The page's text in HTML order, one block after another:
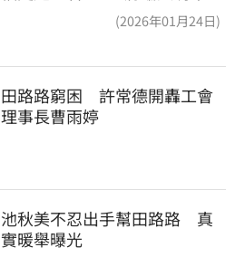
(2026年01月24日)
田路路窮困　許常德開轟工會
理事長曹雨婷
池秋美不忍出手幫田路路　真
實暖舉曝光